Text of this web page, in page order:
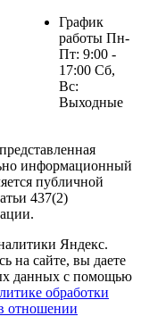
График
работы Пн-
Пт: 9:00 -
17:00 Сб,
Вс:
Выходные
информационный
публичной
437(2)
Яндекс.
на сайте, вы даете
данных с помощью
обработки
отношении